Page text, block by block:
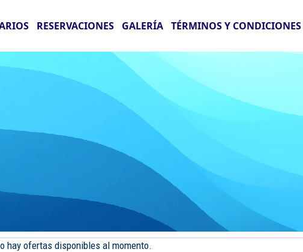
RESERVACIONES GALERÍA TÉRMINOS Y CONDICIONES
hay ofertas disponibles al momento.